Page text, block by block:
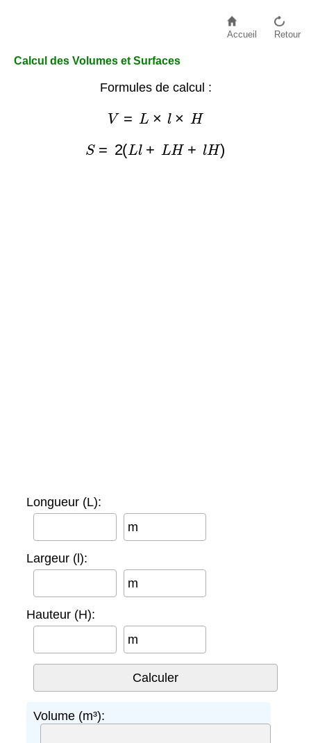
Accueil Retour
Calcul des Volumes et Surfaces
Formules de calcul :
=L × × H
2
Longueur (L):
m
Largeur (l):
m
Hauteur (H):
m
Volume (m³):